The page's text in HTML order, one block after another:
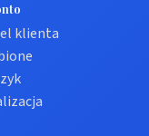
klienta